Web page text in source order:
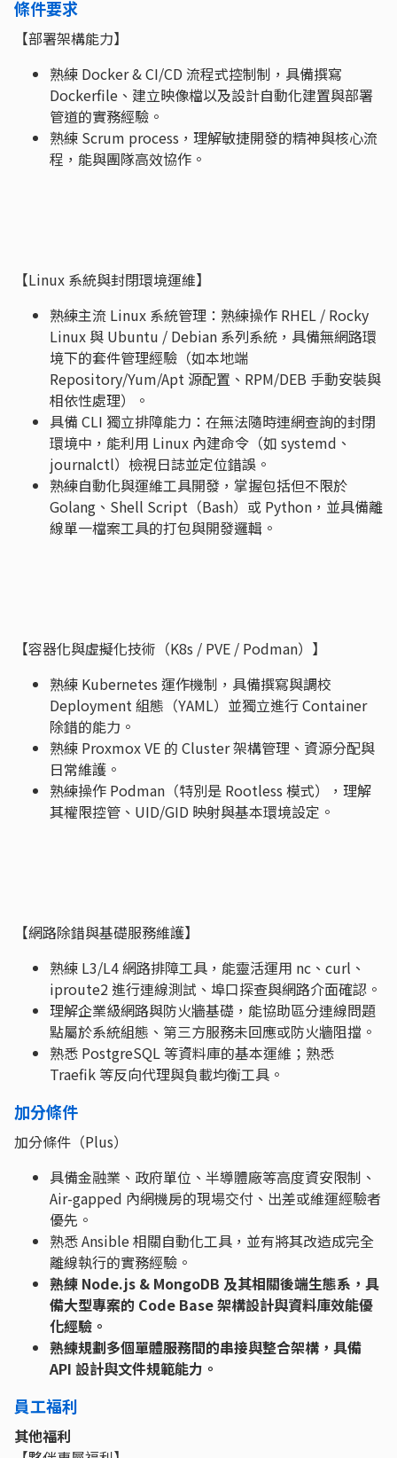
條件要求
【部署架構能力】
熟練 Docker & CI/CD 流程式控制制，具備撰寫
Dockerfile、建立映像檔以及設計自動化建置與部署
管道的實務經驗。
熟練 Scrum process，理解敏捷開發的精神與核心流
程，能與團隊高效協作。
【Linux 系統與封閉環境運維】
熟練主流 Linux 系統管理：熟練操作 RHEL / Rocky
Linux 與 Ubuntu / Debian 系列系統，具備無網路環
境下的套件管理經驗（如本地端
Repository/Yum/Apt 源配置、RPM/DEB 手動安裝與
相依性處理）。
具備 CLI 獨立排障能力：在無法隨時連網查詢的封閉
環境中，能利用 Linux 內建命令（如 systemd、
journalctl）檢視日誌並定位錯誤。
熟練自動化與運維工具開發，掌握包括但不限於
Golang、Shell Script（Bash）或 Python，並具備離
線單一檔案工具的打包與開發邏輯。
【容器化與虛擬化技術（K8s / PVE / Podman）】
熟練 Kubernetes 運作機制，具備撰寫與調校
Deployment 組態（YAML）並獨立進行 Container
除錯的能力。
熟練 Proxmox VE 的 Cluster 架構管理、資源分配與
日常維護。
熟練操作 Podman（特別是 Rootless 模式），理解
其權限控管、UID/GID 映射與基本環境設定。
【網路除錯與基礎服務維護】
熟練 L3/L4 網路排障工具，能靈活運用 nc、curl、
iproute2 進行連線測試、埠口探查與網路介面確認。
理解企業級網路與防火牆基礎，能協助區分連線問題
點屬於系統組態、第三方服務未回應或防火牆阻擋。
熟悉 PostgreSQL 等資料庫的基本運維；熟悉
Traefik 等反向代理與負載均衡工具。
加分條件
加分條件（Plus）
具備金融業、政府單位、半導體廠等高度資安限制、
Air-gapped 內網機房的現場交付、出差或維運經驗者
優先。
熟悉 Ansible 相關自動化工具，並有將其改造成完全
離線執行的實務經驗。
熟練 Node.js & MongoDB 及其相關後端生態系，具
備大型專案的 Code Base 架構設計與資料庫效能優
化經驗。
熟練規劃多個單體服務間的串接與整合架構，具備
API 設計與文件規範能力。
員工福利
其他福利